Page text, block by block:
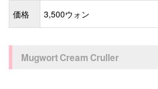
価格 3,500ウォン
Mugwort Cream Cruller